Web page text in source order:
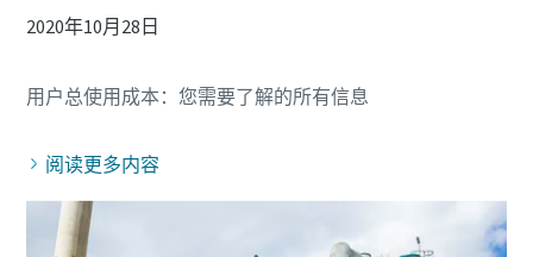
2020年10月28日
阅读更多内容